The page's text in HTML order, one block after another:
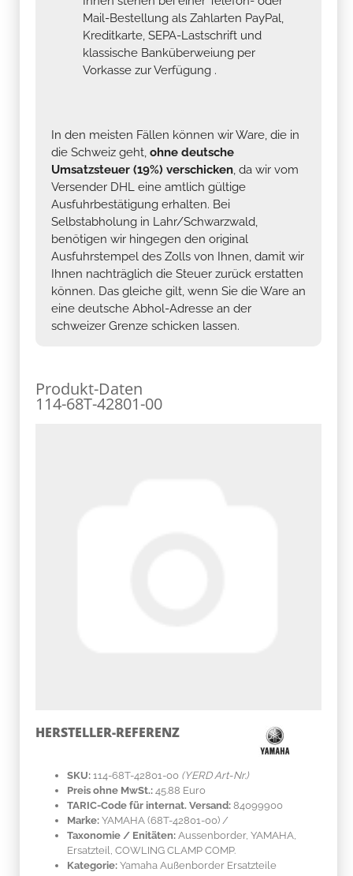
Mail-Bestellung als Zahlarten PayPal,
Kreditkarte, SEPA-Lastschrift und
klassische Banküberweiung per
Vorkasse zur Verfügung .
In den meisten Fällen können wir Ware, die in
die Schweiz geht, ohne deutsche
Umsatzsteuer (19%) verschicken, da wir vom
Versender DHL eine amtlich gültige
Ausfuhrbestätigung erhalten. Bei
Selbstabholung in Lahr/Schwarzwald,
benötigen wir hingegen den original
Ausfuhrstempel des Zolls von Ihnen, damit wir
Ihnen nachträglich die Steuer zurück erstatten
können. Das gleiche gilt, wenn Sie die Ware an
eine deutsche Abhol-Adresse an der
schweizer Grenze schicken lassen.
Produkt-Daten
114-68T-42801-00
HERSTELLER-REFERENZ
SKU: 114-68T-42801-00 (YERD Art-Nr.)
Preis ohne MwSt.: 45.88 Euro
TARIC-Code für internat. Versand: 84099900
Marke: YAMAHA (68T-42801-00) /
Taxonomie / Enitäten: Aussenborder, YAMAHA,
Ersatzteil, COWLING CLAMP COMP.
Kategorie: Yamaha Außenborder Ersatzteile